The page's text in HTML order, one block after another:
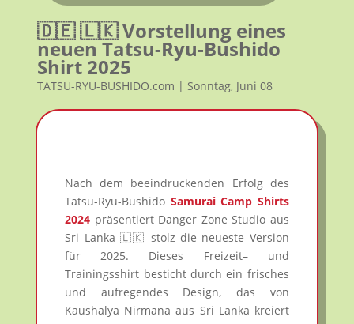
🇩🇪 🇱🇰 Vorstellung eines
neuen Tatsu-Ryu-Bushido
Shirt 2025
TATSU-RYU-BUSHIDO.com | Sonntag, Juni 08
Nach dem beeindruckenden Erfolg des
Tatsu-Ryu-Bushido Samurai Camp Shirts
2024 präsentiert Danger Zone Studio aus
Sri Lanka 🇱🇰 stolz die neueste Version
für 2025. Dieses Freizeit– und
Trainingsshirt besticht durch ein frisches
und aufregendes Design, das von
Kaushalya Nirmana aus Sri Lanka kreiert